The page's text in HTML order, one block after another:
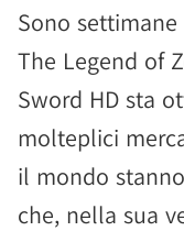
Sono
The Legend of
Sword HD sta
molteplici
il mondo
che, nella sua